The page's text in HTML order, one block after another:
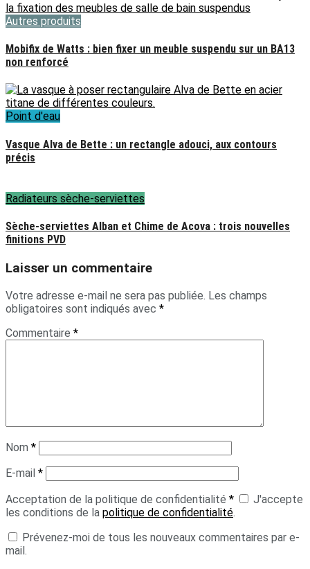
Autres produits
Mobifix de Watts : bien fixer un meuble suspendu sur un BA13
non renforcé
Point d'eau
Vasque Alva de Bette : un rectangle adouci, aux contours
précis
Radiateurs sèche-serviettes
Sèche-serviettes Alban et Chime de Acova : trois nouvelles
finitions PVD
Laisser un commentaire
Votre adresse e-mail ne sera pas publiée. Les champs
obligatoires sont indiqués avec *
Commentaire *
Nom *
E-mail *
Acceptation de la politique de confidentialité *
J'accepte
les conditions de la politique de confidentialité.
Prévenez-moi de tous les nouveaux commentaires par e-
mail.